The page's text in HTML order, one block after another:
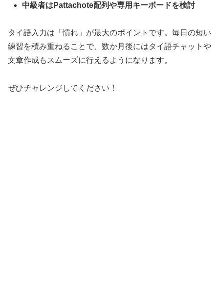
中級者はPattachote配列や専用キーボードを検討
タイ語入力は「慣れ」が最大のポイントです。毎日の短い
練習を積み重ねることで、数か月後にはタイ語チャットや
文章作成もスムーズに行えるようになります。
ぜひチャレンジしてください！